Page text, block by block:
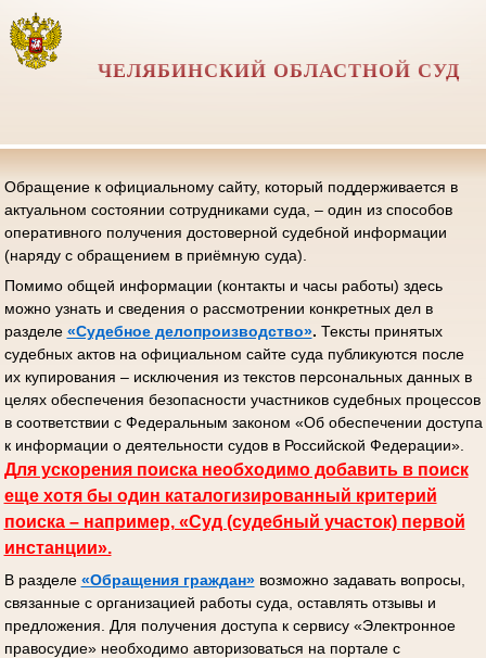
ЧЕЛЯБИНСКИЙ ОБЛАСТНОЙ СУД
Обращение к официальному сайту, который поддерживается в
актуальном состоянии сотрудниками суда, – один из способов
оперативного получения достоверной судебной информации
(наряду с обращением в приёмную суда).
Помимо общей информации (контакты и часы работы) здесь
можно узнать и сведения о рассмотрении конкретных дел в
разделе «Судебное делопроизводство». Тексты принятых
судебных актов на официальном сайте суда публикуются после
их купирования – исключения из текстов персональных данных в
целях обеспечения безопасности участников судебных процессов
в соответствии с Федеральным законом «Об обеспечении доступа
к информации о деятельности судов в Российской Федерации».
Для ускорения поиска необходимо добавить в поиск
еще хотя бы один каталогизированный критерий
поиска – например, «Суд (судебный участок) первой
инстанции».
В разделе «Обращения граждан»возможно задавать вопросы,
связанные с организацией работы суда, оставлять отзывы и
предложения. Для получения доступа к сервису «Электронное
правосудие» необходимо авторизоваться на портале с